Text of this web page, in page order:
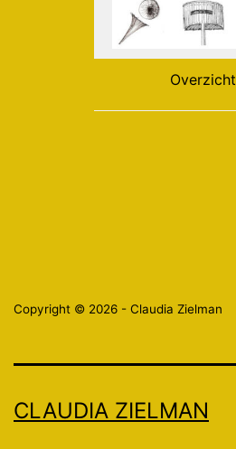
Overzicht
Copyright © 2026 - Claudia Zielman
CLAUDIA ZIELMAN